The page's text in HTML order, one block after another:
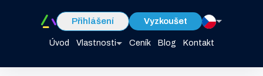
Úvod Vlastnosti Ceník Blog Kontakt
Přihlášení Vyzkoušet